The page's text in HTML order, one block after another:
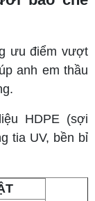
ưu điểm vượt
anh em thầu
HDPE (sợi
tia UV, bền bỉ